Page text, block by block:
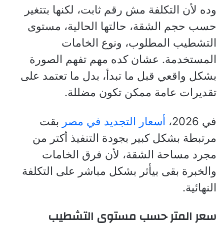
وده لأن التكلفة مش رقم ثابت، لكنها بتتغير
حسب حجم الشقة، حالتها الحالية، مستوى
التشطيب المطلوب، ونوع الخامات
المستخدمة. عشان كده مهم تفهم الصورة
بشكل واقعي قبل ما تبدأ، بدل ما تعتمد على
تقديرات عامة ممكن تكون مضللة.
في 2026، أسعار التجديد في مصر بقت
مرتبطة بشكل كبير بجودة التنفيذ أكتر من
مجرد مساحة الشقة، لأن فرق الخامات
والخبرة بقى بيأثر بشكل مباشر على التكلفة
النهائية.
سعر المتر حسب مستوى التشطيب